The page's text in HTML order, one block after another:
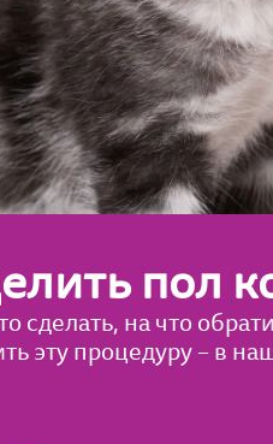
пол
сделать, на что
эту процедуру – в